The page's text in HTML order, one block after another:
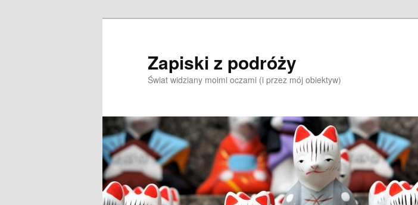
Zapiski z podróży
Świat widziany moimi oczami (i przez mój obiektyw)